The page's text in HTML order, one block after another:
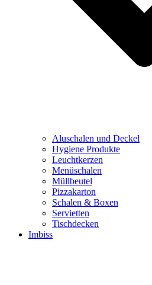
Aluschalen und Deckel
Hygiene Produkte
Leuchtkerzen
Menüschalen
Müllbeutel
Pizzakarton
Schalen & Boxen
Servietten
Tischdecken
Imbiss